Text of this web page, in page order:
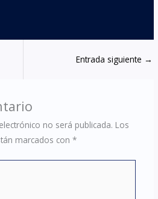
Entrada siguiente →
no será publicada. Los
marcados con *